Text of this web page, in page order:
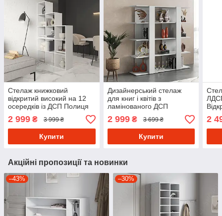
Стелаж книжковий
відкритий високий на 12
осередків із ДСП Полиця
східчаста для книг і декору
підлогова 1080 мм
2 999 ₴ 3 999 ₴
Купити
Дизайнерський стелаж
для книг і квітів з
ламінованого ДСП
Книжкова полиця-стелаж
на 4 відділення 130 см
2 999₴ 3 699 ₴
Купити
для
2
Акційні пропозиції та новинки
–43% –30%